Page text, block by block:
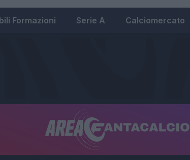
Formazioni Serie A Calciomercato